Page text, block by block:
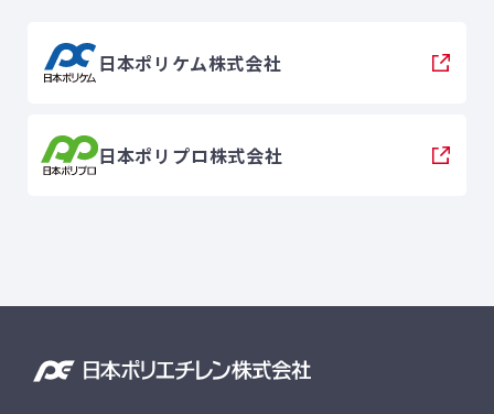
日本ポリケム株式会社
日本ポリプロ株式会社